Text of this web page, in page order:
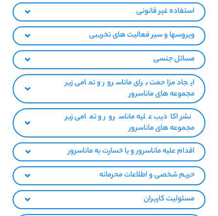
استفاده غیر قانونی
ویروسها و سیر فعالیت های تخریبی
مسائل جنسی
ایجاد مزاحمت برای ماناسرور و تمامی زیر
مجموعه های ماناسرور
نشر اکاذیب علیه ماناسرور و تمامی زیر
مجموعه های ماناسرور
اقدام علیه ماناسرور و یا خسارت به ماناسرور
حریم شخصی و اطلاعات محرمانه
مسئولیت کاربران